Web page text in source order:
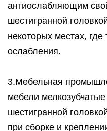
антиослабляющим
шестигранной
некоторых местах, где
ослабления.
3.Мебельная
мебели
шестигранной
при сборке и